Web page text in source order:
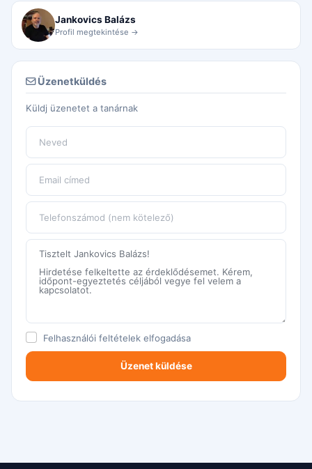
Jankovics Balázs
Profil megtekintése →
Üzenetküldés
Küldj üzenetet a tanárnak
Felhasználói feltételek elfogadása